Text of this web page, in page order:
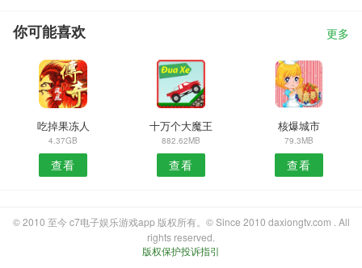
你可能喜欢 更多
吃掉果冻人
4.37GB
查看
十万个大魔王
882.62MB
查看
核爆城市
79.3MB
查看
© 2010 至今 c7电子娱乐游戏app 版权所有。© Since 2010 daxiongtv.com . All
rights reserved.
版权保护投诉指引